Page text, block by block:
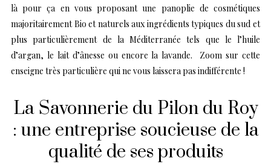
là pour ça en vous proposant une panoplie de cosmétiques
majoritairement Bio et naturels aux ingrédients typiques du sud et
plus particulièrement de la Méditerranée tels que le l’huile
d’argan, le lait d’ânesse ou encore la lavande. Zoom sur cette
enseigne très particulière qui ne vous laissera pas indifférente !
La Savonnerie du Pilon du Roy
: une entreprise soucieuse de la
qualité de ses produits